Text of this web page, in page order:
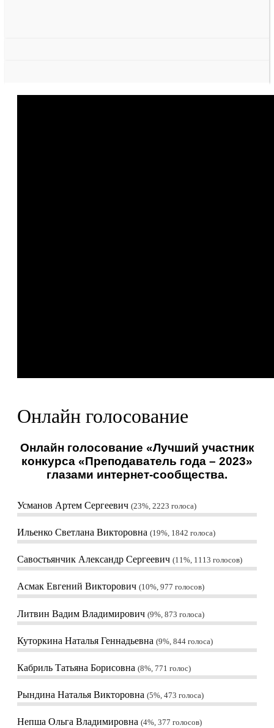
Онлайн голосование
Онлайн голосование «Лучший участник
конкурса «Преподаватель года – 2023»
глазами интернет-сообщества.
Усманов Артем Сергеевич 23%, 2223 голоса
Ильенко Светлана Викторовна 19%, 1842 голоса
Савостьянчик Александр Сергеевич 11%, 1113 голосов
Асмак Евгений Викторович 10%, 977 голосов
Литвин Вадим Владимирович 9%, 873 голоса
Куторкина Наталья Геннадьевна 9%, 844 голоса
Кабриль Татьяна Борисовна 8%, 771 голос
Рындина Наталья Викторовна 5%, 473 голоса
Непша Ольга Владимировна 4%, 377 голосов